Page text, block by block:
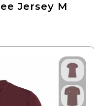
Jersey M